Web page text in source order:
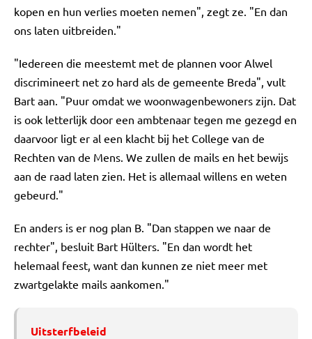
kopen en hun verlies moeten nemen", zegt ze. "En dan
ons laten uitbreiden."
"Iedereen die meestemt met de plannen voor Alwel
discrimineert net zo hard als de gemeente Breda", vult
Bart aan. "Puur omdat we woonwagenbewoners zijn. Dat
is ook letterlijk door een ambtenaar tegen me gezegd en
daarvoor ligt er al een klacht bij het College van de
Rechten van de Mens. We zullen de mails en het bewijs
aan de raad laten zien. Het is allemaal willens en weten
gebeurd."
En anders is er nog plan B. "Dan stappen we naar de
rechter", besluit Bart Hülters. "En dan wordt het
helemaal feest, want dan kunnen ze niet meer met
zwartgelakte mails aankomen."
Uitsterfbeleid